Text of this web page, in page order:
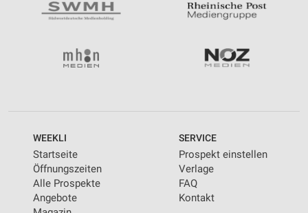
WEEKLI
Startseite
Öffnungszeiten
Alle Prospekte
Angebote
SERVICE
Prospekt einstellen
Verlage
FAQ
Kontakt